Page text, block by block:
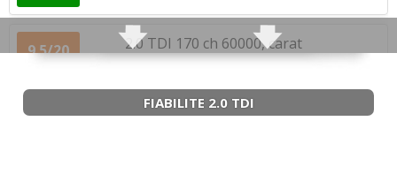
07/20 2.0 TDI 140 ch 148000(0)
16.5/20
2010.(0)
9.5/20
2.0 TDI 170 ch 60000, carat
edition/2009(0)
17/20
2.0 TDI 170 ch Dsg, 211 000km, 2009,
FIABILITE 2.0 TDI